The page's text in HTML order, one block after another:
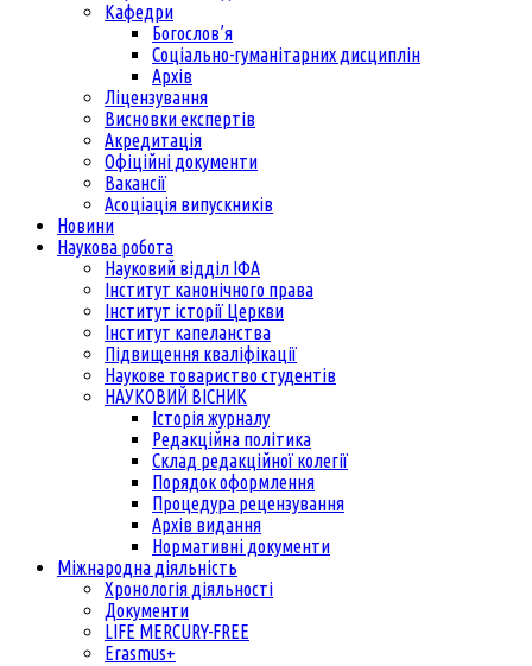
Кафедри
Богослов’я
Соціально-гуманітарних дисциплін
Архів
Ліцензування
Висновки експертів
Акредитація
Офіційні документи
Вакансії
Асоціація випускників
Новини
Наукова робота
Науковий відділ ІФА
Інститут канонічного права
Інститут історії Церкви
Інститут капеланства
Підвищення кваліфікації
Наукове товариство студентів
НАУКОВИЙ ВІСНИК
Історія журналу
Редакційна політика
Склад редакційної колегії
Порядок оформлення
Процедура рецензування
Архів видання
Нормативні документи
Міжнародна діяльність
Хронологія діяльності
Документи
LIFE MERCURY-FREE
Erasmus+